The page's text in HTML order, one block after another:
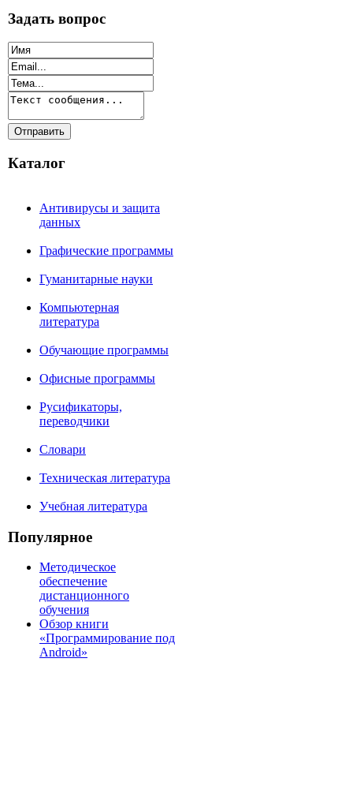
Задать вопрос
Каталог
Антивирусы и защита
данных
Графические программы
Гуманитарные науки
Компьютерная
литература
Обучающие программы
Офисные программы
Русификаторы,
переводчики
Словари
Техническая литература
Учебная литература
Популярное
Методическое
обеспечение
дистанционного
обучения
Обзор книги
«Программирование под
Android»